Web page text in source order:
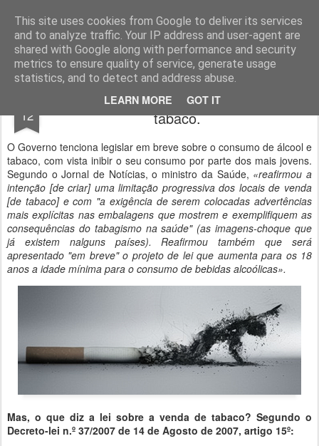
This site uses cookies from Google to deliver its services
and to analyze traffic. Your IP address and user-agent are
shared with Google along with performance and security
metrics to ensure quality of service, generate usage
statistics, and to detect and address abuse.
LEARN MORE GOT IT
Geopalavras
canal800 clique ZapCanal
12
Restrições no consumo de álcool e
tabaco.
O Governo tenciona legislar em breve sobre o consumo de álcool e
tabaco, com vista inibir o seu consumo por parte dos mais jovens.
Segundo o Jornal de Notícias, o ministro da Saúde, «reafirmou a
intenção [de criar] uma limitação progressiva dos locais de venda
[de tabaco] e com "a exigência de serem colocadas advertências
mais explícitas nas embalagens que mostrem e exemplifiquem as
consequências do tabagismo na saúde" (as imagens-choque que
já existem nalguns países). Reafirmou também que será
apresentado "em breve" o projeto de lei que aumenta para os 18
anos a idade mínima para o consumo de bebidas alcoólicas».
Mas, o que diz a lei sobre a venda de tabaco? Segundo o
Decreto-lei n.º 37/2007 de 14 de Agosto de 2007, artigo 15º: